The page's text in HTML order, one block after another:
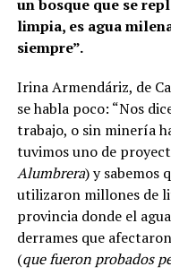
un bosque que se
limpia, es agua
siempre”.
Irina Armendáriz, de
se habla poco: “Nos
trabajo, o sin minería
tuvimos uno de
Alumbrera) y sabemos
utilizaron millones de
provincia donde el
derrames que
(que fueron probados